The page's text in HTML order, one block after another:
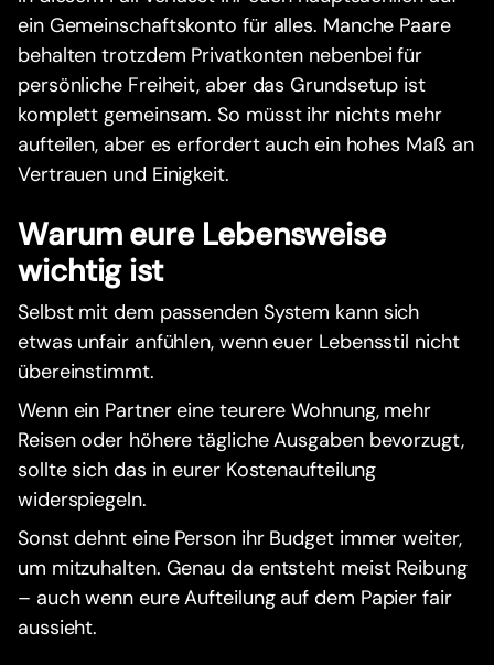
ein Gemeinschaftskonto für alles. Manche Paare
behalten trotzdem Privatkonten nebenbei für
persönliche Freiheit, aber das Grundsetup ist
komplett gemeinsam. So müsst ihr nichts mehr
aufteilen, aber es erfordert auch ein hohes Maß an
Vertrauen und Einigkeit.
Warum eure Lebensweise
wichtig ist
Selbst mit dem passenden System kann sich
etwas unfair anfühlen, wenn euer Lebensstil nicht
übereinstimmt.
Wenn ein Partner eine teurere Wohnung, mehr
Reisen oder höhere tägliche Ausgaben bevorzugt,
sollte sich das in eurer Kostenaufteilung
widerspiegeln.
Sonst dehnt eine Person ihr Budget immer weiter,
um mitzuhalten. Genau da entsteht meist Reibung
– auch wenn eure Aufteilung auf dem Papier fair
aussieht.